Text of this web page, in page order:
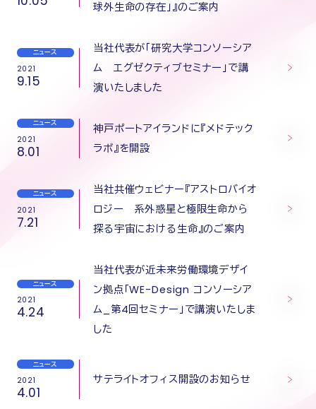
球外生命の存在」』のご案内
ニュース
2021
9.15
当社代表が「研究大学コンソーシア
ム エグゼクティブセミナー」で講
演いたしました
ニュース
2021
8.01
神戸ポートアイランドに『メドテック
ラボ』を開設
ニュース
2021
7.21
当社共催ウェビナー『アストロバイオ
ロジー 系外惑星と極限生命から
探る宇宙における生命』のご案内
ニュース
2021
4.24
当社代表が近未来労働環境デザイ
ン拠点「WE-Design コンソーシア
ム_第4回セミナー」で講演いたしま
した
ニュース
2021
4.01
サテライトオフィス開設のお知らせ